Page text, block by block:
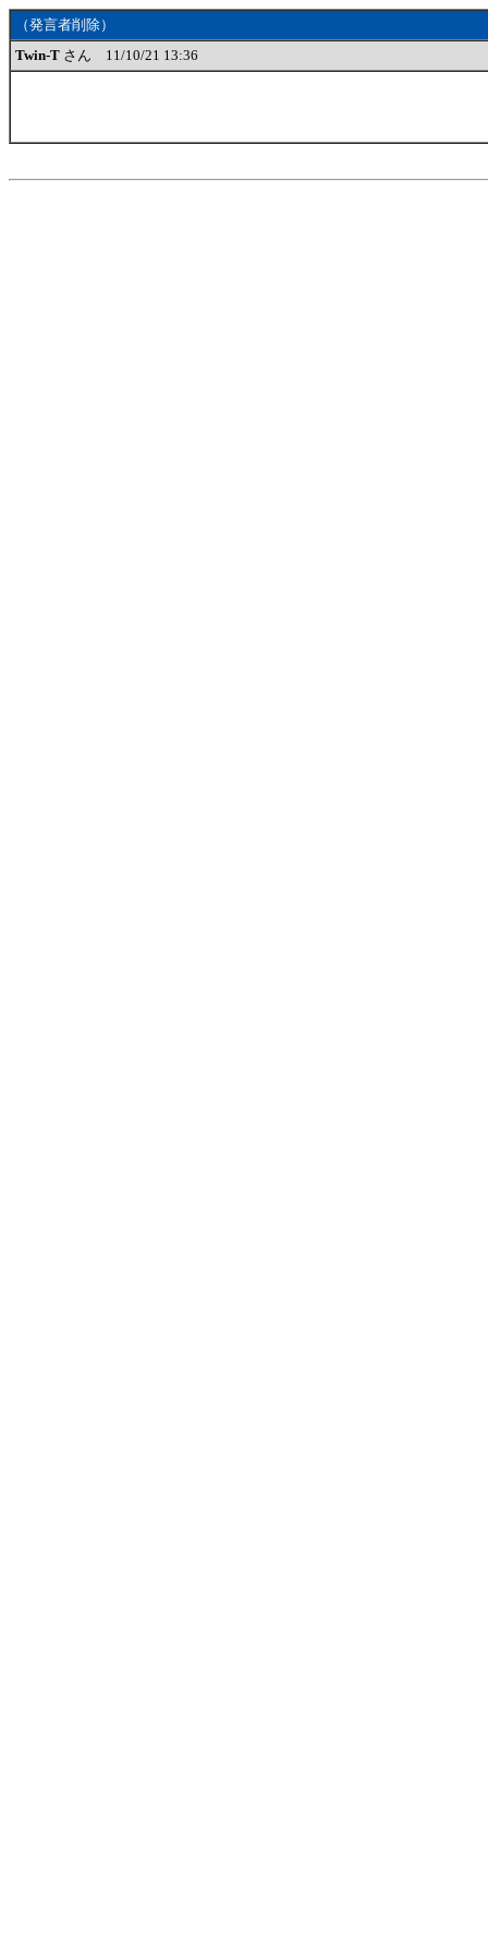
（発言者削除）
Twin-T さん 11/10/21 13:36